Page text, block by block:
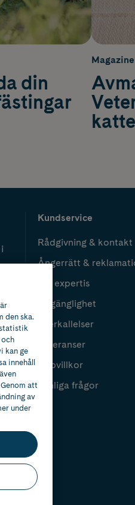
din
Kundservice
Rådgivning & kontakt
Ångerrätt &
Vår expertis
Tillgänglighet
Återkallelser
Leveranser
Köpvillkor
Vanliga frågor
den ska.
kan ge
innehåll
att
av
under